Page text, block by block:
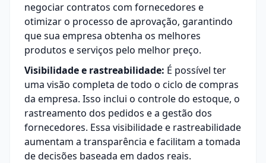
negociar contratos com fornecedores e
otimizar o processo de aprovação, garantindo
que sua empresa obtenha os melhores
produtos e serviços pelo melhor preço.
Visibilidade e rastreabilidade: É possível ter
uma visão completa de todo o ciclo de compras
da empresa. Isso inclui o controle do estoque, o
rastreamento dos pedidos e a gestão dos
fornecedores. Essa visibilidade e rastreabilidade
aumentam a transparência e facilitam a tomada
de decisões baseada em dados reais.